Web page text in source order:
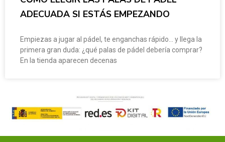
ADECUADA SI ESTÁS EMPEZANDO
Empiezas a jugar al pádel, te enganchas rápido… y llega la
primera gran duda: ¿qué palas de pádel debería comprar?
En la tienda aparecen decenas